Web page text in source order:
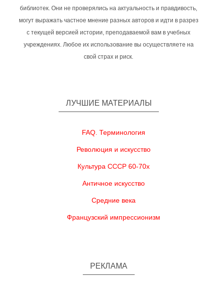
библиотек. Они не проверялись на актуальность и правдивость,
могут выражать частное мнение разных авторов и идти в разрез
с текущей версией истории, преподаваемой вам в учебных
учреждениях. Любое их использование вы осуществляете на
свой страх и риск.
ЛУЧШИЕ МАТЕРИАЛЫ
FAQ. Терминология
Революция и искусство
Культура СССР 60-70х
Античное искусство
Средние века
Французский импрессионизм
РЕКЛАМА